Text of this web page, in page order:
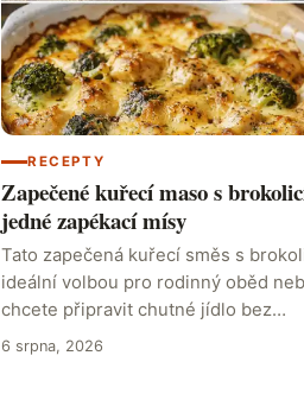
RECEPTY
Zapečené kuřecí maso s
jedné zapékací mísy
Tato zapečená kuřecí směs s
ideální volbou pro rodinný oběd
chcete připravit chutné jídlo bez…
6 srpna, 2026